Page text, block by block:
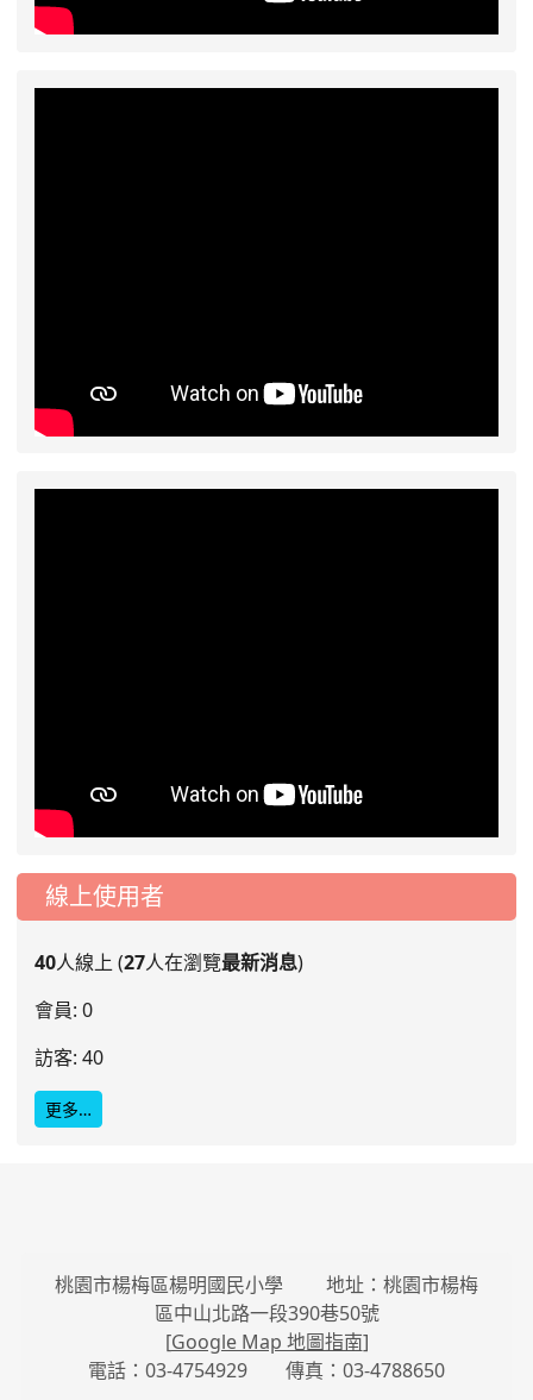
線上使用者
40人線上 (27人在瀏覽最新消息)
會員: 0
訪客: 40
更多…
桃園市楊梅區楊明國民小學 地址：桃園市楊梅
區中山北路一段390巷50號
[Google Map 地圖指南]
電話：03-4754929 傳真：03-4788650